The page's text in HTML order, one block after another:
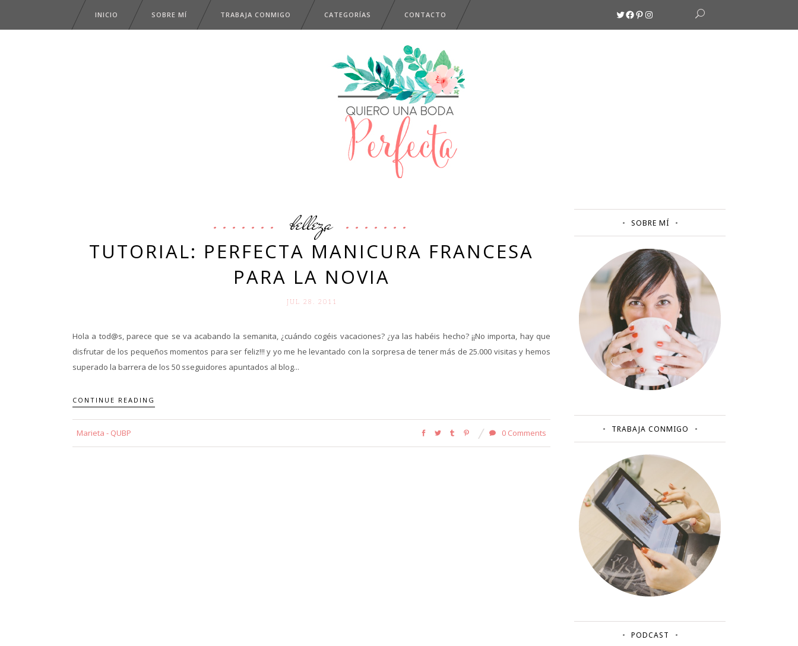
INICIO SOBRE MÍ TRABAJA CONMIGO CATEGORÍAS CONTACTO Twitter
Facebook
Pinterest
Instagram
belleza
TUTORIAL: PERFECTA MANICURA FRANCESA
PARA LA NOVIA
JUL 28. 2011
Hola a tod@s, parece que se va acabando la semanita, ¿cuándo cogéis vacaciones? ¿ya las habéis hecho? ¡¡No importa, hay que
disfrutar de los pequeños momentos para ser feliz!!! y yo me he levantado con la sorpresa de tener más de 25.000 visitas y hemos
superado la barrera de los 50 sseguidores apuntados al blog...
CONTINUE READING
Marieta - QUBP 0 Comments
SOBRE MÍ
TRABAJA CONMIGO
PODCAST